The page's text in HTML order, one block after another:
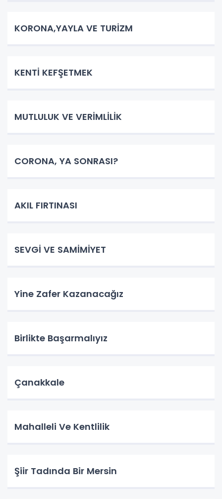
KORONA,YAYLA VE TURİZM
KENTİ KEFŞETMEK
MUTLULUK VE VERİMLİLİK
CORONA, YA SONRASI?
AKIL FIRTINASI
SEVGİ VE SAMİMİYET
Yine Zafer Kazanacağız
Birlikte Başarmalıyız
Çanakkale
Mahalleli Ve Kentlilik
Şiir Tadında Bir Mersin